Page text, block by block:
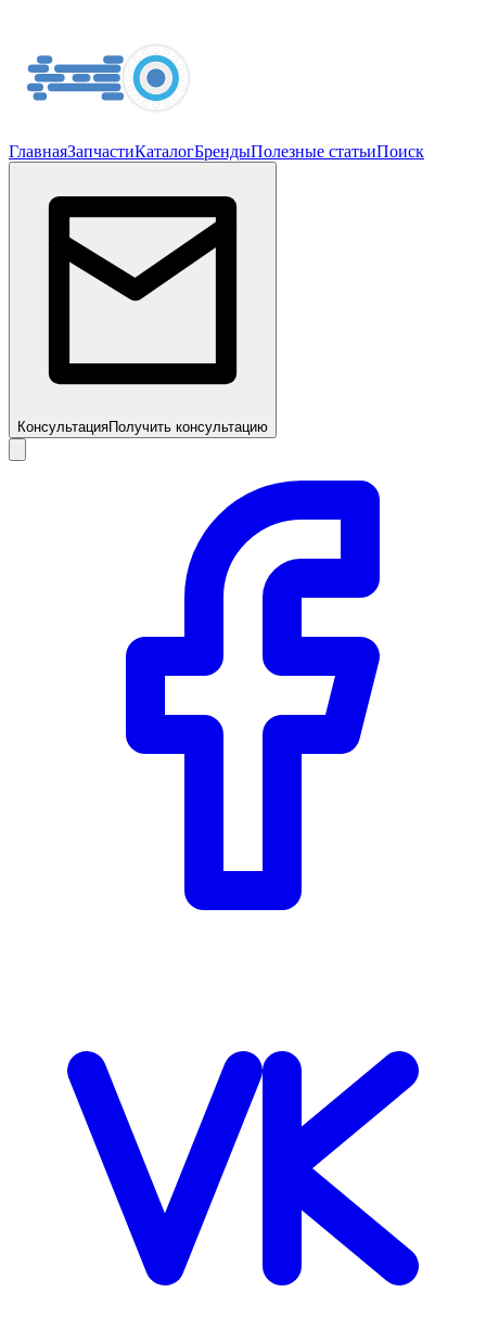
ГлавнаяЗапчастиКаталогБрендыПолезные статьиПоиск
КонсультацияПолучить консультацию